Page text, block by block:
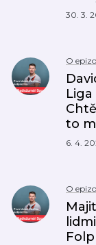
30. 3.
O
to
6. 4.
O